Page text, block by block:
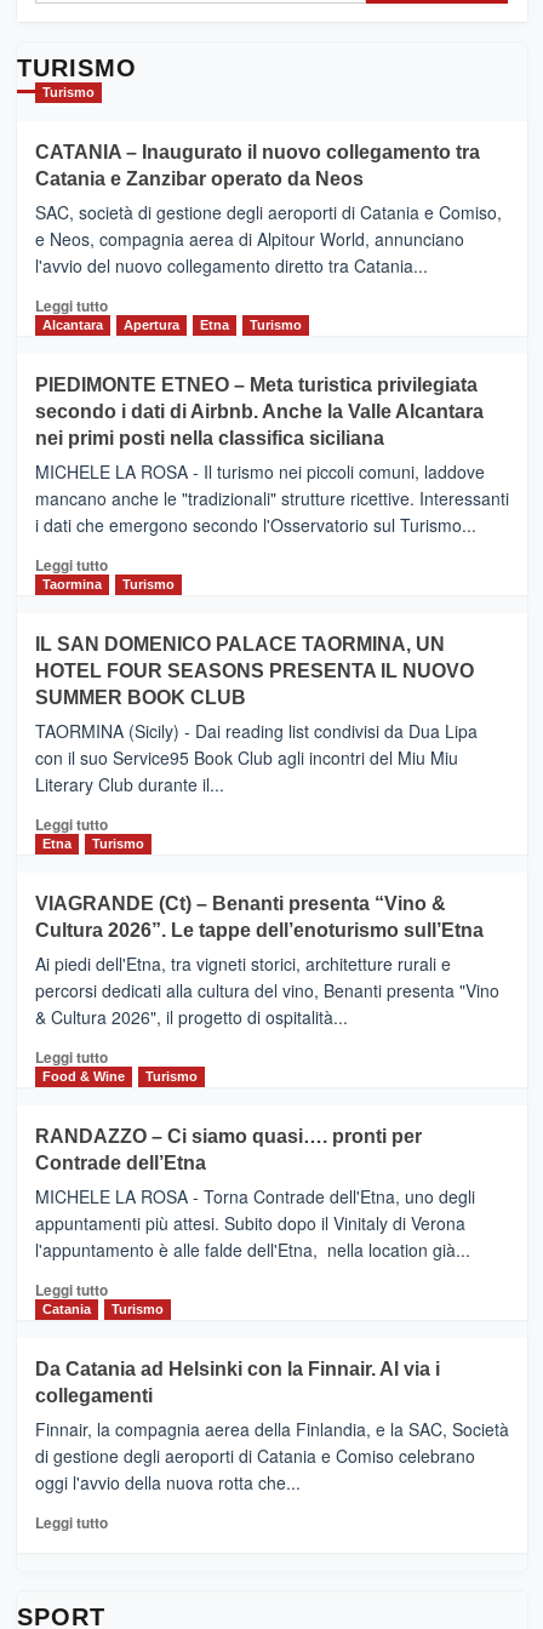
TURISMO
Turismo
CATANIA – Inaugurato il nuovo collegamento tra
Catania e Zanzibar operato da Neos
SAC, società di gestione degli aeroporti di Catania e Comiso,
e Neos, compagnia aerea di Alpitour World, annunciano
l'avvio del nuovo collegamento diretto tra Catania...
Leggi tuttoLeggi
CATANIA
–
Inaugurato
il
nuovo
collegamento
tra
e
Zanzibar
da
Neos
Alcantara Apertura Etna Turismo
PIEDIMONTE ETNEO – Meta turistica privilegiata
secondo i dati di Airbnb. Anche la Valle Alcantara
nei primi posti nella classifica siciliana
MICHELE LA ROSA - Il turismo nei piccoli comuni, laddove
mancano anche le "tradizionali" strutture ricettive. Interessanti
i dati che emergono secondo l'Osservatorio sul Turismo...
Leggi tuttoLeggi
PIEDIMONTE
ETNEO
–
Meta
turistica
privilegiata
secondo
dati
di
Anche
la
Alcantara
nei
primi
nella
classifica
Taormina Turismo
IL SAN DOMENICO PALACE TAORMINA, UN
HOTEL FOUR SEASONS PRESENTA IL NUOVO
SUMMER BOOK CLUB
TAORMINA (Sicily) - Dai reading list condivisi da Dua Lipa
con il suo Service95 Book Club agli incontri del Miu Miu
Literary Club durante il...
Leggi tuttoLeggi
di
IL
SAN
DOMENICO
PALACE
TAORMINA,
UN
HOTEL
FOUR
IL
NUOVO
SUMMER
CLUB
Etna Turismo
VIAGRANDE (Ct) – Benanti presenta “Vino &
Cultura 2026”. Le tappe dell’enoturismo sull’Etna
Ai piedi dell'Etna, tra vigneti storici, architetture rurali e
percorsi dedicati alla cultura del vino, Benanti presenta "Vino
& Cultura 2026", il progetto di ospitalità...
Leggi tuttoLeggi
di
VIAGRANDE
(Ct)
–
Benanti
presenta
“Vino
&
Cultura
tappe
dell’enoturismo
Food & Wine Turismo
RANDAZZO – Ci siamo quasi…. pronti per
Contrade dell’Etna
MICHELE LA ROSA - Torna Contrade dell'Etna, uno degli
appuntamenti più attesi. Subito dopo il Vinitaly di Verona
l'appuntamento è alle falde dell'Etna, nella location già...
Leggi tuttoLeggi
di
RANDAZZO
–
Ci
siamo
quasi….
pronti
per
Catania Turismo
Da Catania ad Helsinki con la Finnair. Al via i
collegamenti
Finnair, la compagnia aerea della Finlandia, e la SAC, Società
di gestione degli aeroporti di Catania e Comiso celebrano
oggi l'avvio della nuova rotta che...
Leggi tuttoLeggi
SPORT